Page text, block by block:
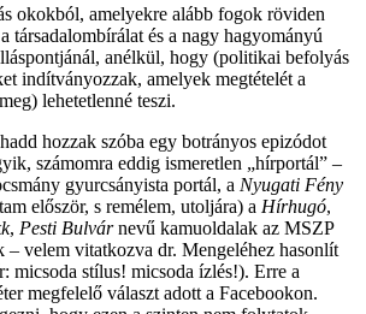
okokból, amelyekre alább fogok röviden
társadalombírálat és a nagy hagyományú
anélkül, hogy (politikai befolyás
indítványozzak, amelyek megtételét a
lehetetlenné teszi.
hozzak szóba egy botrányos epizódot
számomra eddig ismeretlen „hírportál” –
gyurcsányista portál, a Nyugati Fény
először, s remélem, utoljára) a Hírhugó,
, Pesti Bulvárnevű kamuoldalak az MSZP
– velem vitatkozva dr. Mengeléhez hasonlít
micsoda stílus! micsoda ízlés!). Erre a
megfelelő választ adott a Facebookon.